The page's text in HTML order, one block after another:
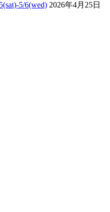
5/6(wed) 2026年4月25日